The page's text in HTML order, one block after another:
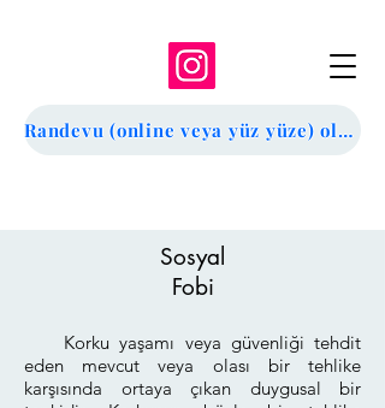
Randevu (online veya yüz yüze) oluşturmak için tıklayın
Sosyal
Fobi
Korku yaşamı veya güvenliği tehdit
eden mevcut veya olası bir tehlike
karşısında ortaya çıkan duygusal bir